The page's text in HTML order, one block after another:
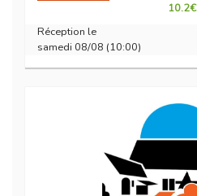
10.2€
Réception le
samedi 08/08 (10:00)